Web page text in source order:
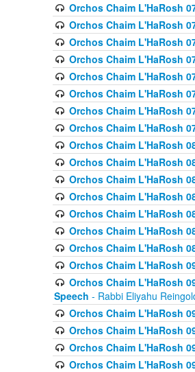
Orchos Chaim L'HaRosh
Orchos Chaim L'HaRosh
Orchos Chaim L'HaRosh
Orchos Chaim L'HaRosh
Orchos Chaim L'HaRosh
Orchos Chaim L'HaRosh
Orchos Chaim L'HaRosh
Orchos Chaim L'HaRosh
Orchos Chaim L'HaRosh
Orchos Chaim L'HaRosh
Orchos Chaim L'HaRosh
Orchos Chaim L'HaRosh
Orchos Chaim L'HaRosh
Orchos Chaim L'HaRosh
Orchos Chaim L'HaRosh
Orchos Chaim L'HaRosh
Orchos Chaim L'HaRosh
Speech - Rabbi Eliyahu
Orchos Chaim L'HaRosh
Orchos Chaim L'HaRosh
Orchos Chaim L'HaRosh
Orchos Chaim L'HaRosh